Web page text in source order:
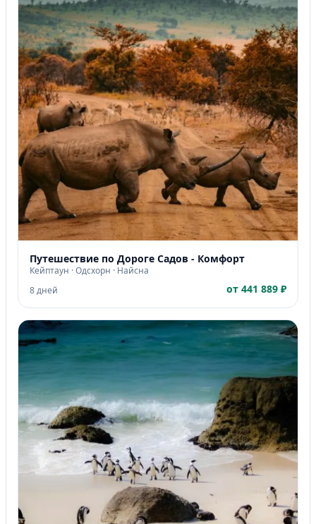
Путешествие по Дороге Садов - Комфорт
Кейптаун · Одсхорн · Найсна
8 дней
от 441 889 ₽